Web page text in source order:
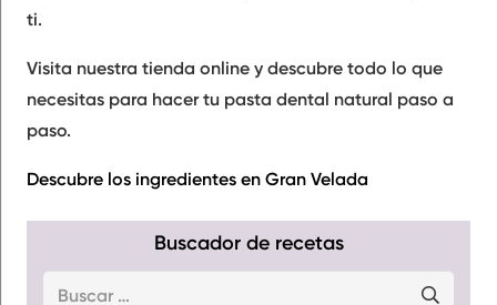
ti.
Visita nuestra tienda online y descubre todo lo que
necesitas para hacer tu pasta dental natural paso a
paso.
Descubre los ingredientes en Gran Velada
Buscador de recetas
Buscar: